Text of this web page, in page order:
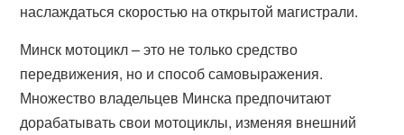
наслаждаться скоростью на открытой магистрали.
Минск мотоцикл – это не только средство
передвижения, но и способ самовыражения.
Множество владельцев Минска предпочитают
дорабатывать свои мотоциклы, изменяя внешний